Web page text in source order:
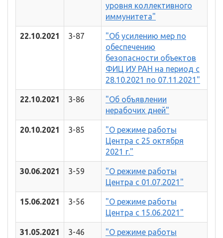
уровня коллективного
иммунитета"
22.10.2021 3-87
"Об усилению мер по
обеспечению
безопасности объектов
ФИЦ ИУ РАН на период с
28.10.2021 по 07.11.2021"
22.10.2021 3-86
"Об объявлении
нерабочих дней"
20.10.2021 3-85
"О режиме работы
Центра с 25 октября
2021 г."
30.06.2021 3-59
"О режиме работы
Центра с 01.07.2021"
15.06.2021 3-56
"О режиме работы
Центра с 15.06.2021"
31.05.2021 3-46
"О режиме работы